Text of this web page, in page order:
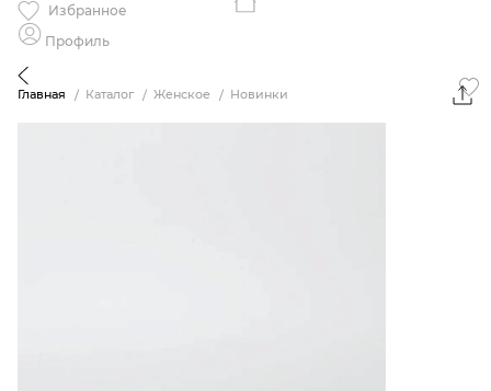
Избранное
Профиль
Главная Каталог Женское Новинки